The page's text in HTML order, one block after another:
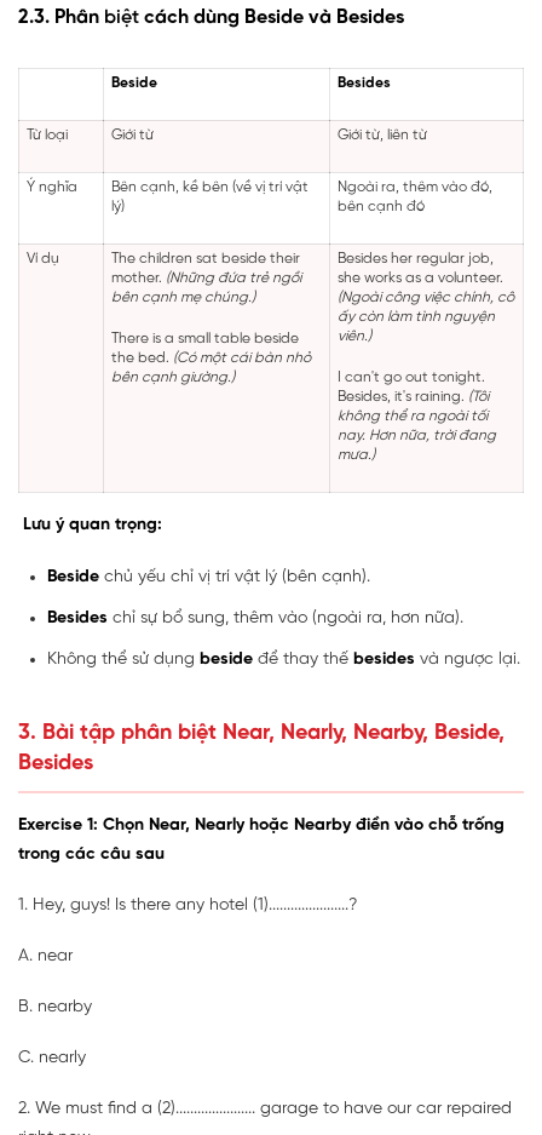
2.3. Phân biệt cách dùng Beside và Besides
Beside Besides
Từ loại Giới từ Giới từ, liên từ
Ý nghĩa
Bên cạnh, kề bên (về vị trí vật
lý)
Ngoài ra, thêm vào đó,
bên cạnh đó
Ví dụ
The children sat beside their
mother. (Những đứa trẻ ngồi
bên cạnh mẹ chúng.)
There is a small table beside
the bed. (Có một cái bàn nhỏ
bên cạnh giường.)
Besides her regular job,
she works as a volunteer.
(Ngoài công việc chính, cô
ấy còn làm tình nguyện
viên.)
I can't go out tonight.
Besides, it's raining. (Tôi
không thể ra ngoài tối
nay. Hơn nữa, trời đang
mưa.)
Lưu ý quan trọng:
Beside chủ yếu chỉ vị trí vật lý (bên cạnh).
Besides chỉ sự bổ sung, thêm vào (ngoài ra, hơn nữa).
Không thể sử dụng beside để thay thế besides và ngược lại.
3. Bài tập phân biệt Near, Nearly, Nearby, Beside,
Besides
Exercise 1: Chọn Near, Nearly hoặc Nearby điền vào chỗ trống
trong các câu sau
1. Hey, guys! Is there any hotel (1)......................?
A. near
B. nearby
C. nearly
2. We must find a (2)...................... garage to have our car repaired